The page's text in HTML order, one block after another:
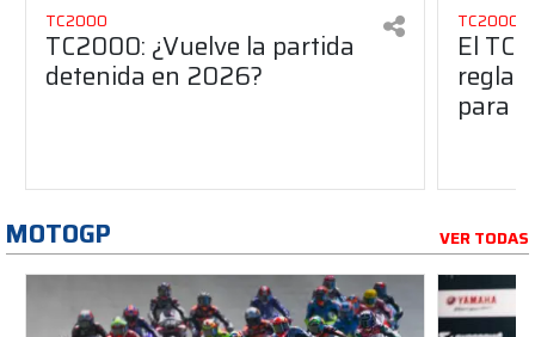
TC2000
TC2000: ¿Vuelve la partida
detenida en 2026?
TC2000
El
para
MOTOGP VER TODAS